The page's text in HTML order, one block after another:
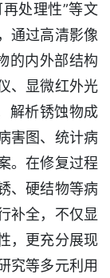
处理性”等文
通过高清影像
的内外部结构
、显微红外光
解析锈蚀物成
害图、统计病
。在修复过程
、硬结物等病
补全，不仅显
，更充分展现
究等多元利用